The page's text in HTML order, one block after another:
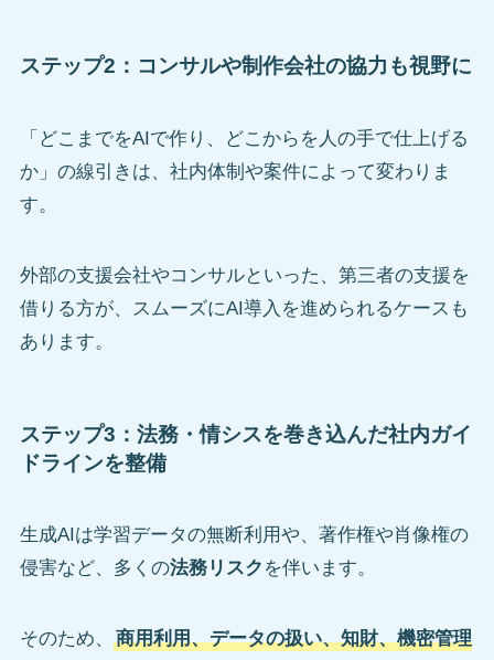
ステップ2：コンサルや制作会社の協力も視野に
「どこまでをAIで作り、どこからを人の手で仕上げる
か」の線引きは、社内体制や案件によって変わりま
す。
外部の支援会社やコンサルといった、第三者の支援を
借りる方が、スムーズにAI導入を進められるケースも
あります。
ステップ3：法務・情シスを巻き込んだ社内ガイ
ドラインを整備
生成AIは学習データの無断利用や、著作権や肖像権の
侵害など、多くの法務リスク を伴います。
そのため、
商用利用、データの扱い、知財、機密管理